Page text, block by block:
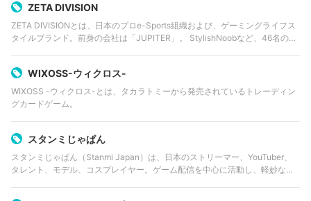
ZETA DIVISION
ZETA DIVISIONとは、日本のプロe-Sports組織および、ゲーミングライフス
タイルブランド。前身の会社は「JUPITER」。 StylishNoobなど、46名の選
WIXOSS-ウィクロス-
WIXOSS -ウィクロス-とは、タカラトミーから発売されているトレーディン
グカードゲーム。
スタンミじゃぱん
スタンミじゃぱん（Stanmi Japan）は、日本のストリーマー、YouTuber、
タレント、モデル、コスプレイヤー。ゲーム配信を中心に活動し、軽妙なト